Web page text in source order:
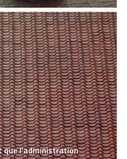
que l’administration